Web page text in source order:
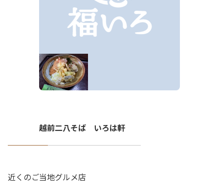
越前二八そば いろは軒
近くのご当地グルメ店